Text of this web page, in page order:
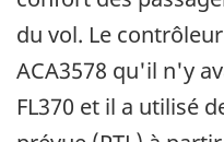
du vol. Le
ACA3578 qu'il n'y
FL370 et il a utilisé